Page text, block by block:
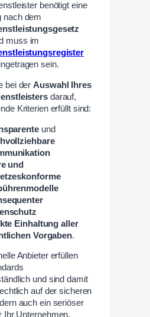
benötigt eine
nach dem
muss im
sein.
bei derAuswahl Ihres
darauf,
Kriterien erfüllt sind:
und
und
Einhaltung aller
Vorgaben.
Anbieter erfüllen
und sind damit
auf der sicheren
auch ein seriöser
Ihr Unternehmen.